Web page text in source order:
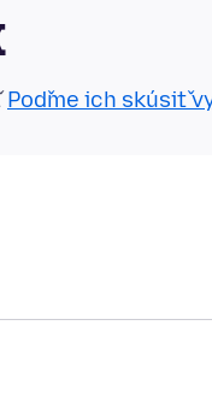
Poďme ich skúsiť